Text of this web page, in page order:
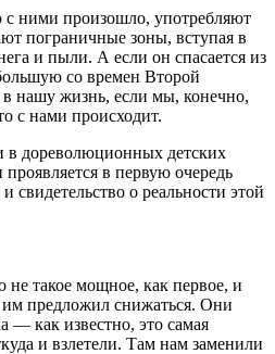
с ними произошло, употребляют
пограничные зоны, вступая в
и пыли. А если он спасается из
со времен Второй
в нашу жизнь, если мы, конечно,
с нами происходит.
в дореволюционных детских
в первую очередь
о реальности этой
не такое мощное, как первое, и
им предложил снижаться. Они
— как известно, это самая
и взлетели. Там нам заменили